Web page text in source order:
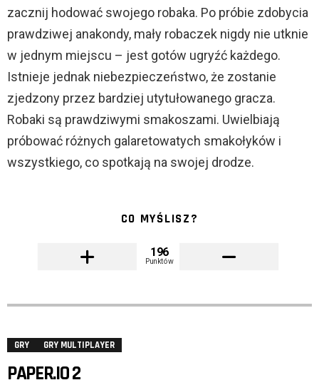
zacznij hodować swojego robaka. Po próbie zdobycia
prawdziwej anakondy, mały robaczek nigdy nie utknie
w jednym miejscu – jest gotów ugryźć każdego.
Istnieje jednak niebezpieczeństwo, że zostanie
zjedzony przez bardziej utytułowanego gracza.
Robaki są prawdziwymi smakoszami. Uwielbiają
próbować różnych galaretowatych smakołyków i
wszystkiego, co spotkają na swojej drodze.
CO MYŚLISZ?
196
Punktów
GRY GRY MULTIPLAYER
PAPER.IO 2